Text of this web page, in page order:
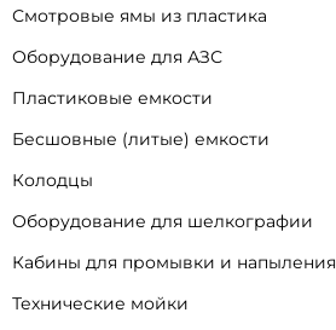
Смотровые ямы из пластика
Оборудование для АЗС
Пластиковые емкости
Бесшовные (литые) емкости
Колодцы
Оборудование для шелкографии
Кабины для промывки и напыления
Технические мойки